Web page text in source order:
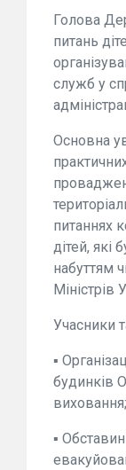
Голова
питань
служб у
Основна
питаннях
дітей, які
набуттям
Учасники
▪️
будинків
виховання;
▪️